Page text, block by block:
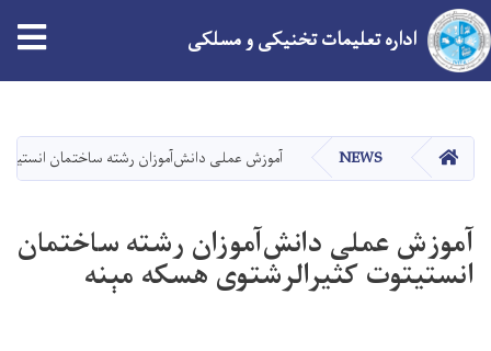
main
content
اداره تعلیمات تخنیکی و مسلکی
HOME
NEWS آموزش عملی دانش‌آموزان رشته ساختمان
آموزش عملی دانش‌آموزان رشته ساختمان
انستیتوت کثیرالرشتوی هسکه مېنه